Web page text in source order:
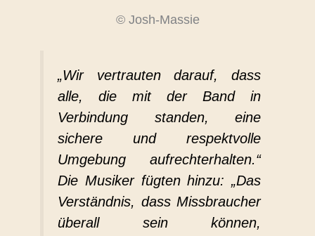
© Josh-Massie
„Wir vertrauten darauf, dass
alle, die mit der Band in
Verbindung standen, eine
sichere und respektvolle
Umgebung aufrechterhalten.“
Die Musiker fügten hinzu: „Das
Verständnis, dass Missbraucher
überall sein können,